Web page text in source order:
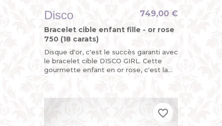
Disco
Bracelet cible enfant fille - or rose
750 (18 carats)
Disque d'or, c'est le succès garanti avec
le bracelet cible DISCO GIRL. Cette
gourmette enfant en or rose, c'est la
749,00 €
favorite_border
favorite_border
favorite_border